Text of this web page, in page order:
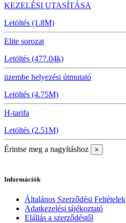
KEZELÉSI UTASÍTÁSA
Letöltés (1.8M)
Elite sorozat
Letöltés (477.04k)
üzembe helyezési útmutató
Letöltés (4.75M)
H-tarifa
Letöltés (2.51M)
Érintse meg a nagyításhoz ×
Információk
Általános Szerződési Feltételek
Adatkezelési tájékoztató
Elállás a szerződéstől